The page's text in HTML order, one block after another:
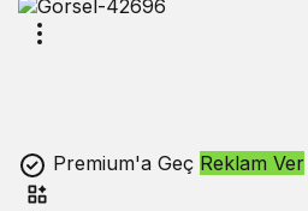
Premium'a Geç Reklam Ver